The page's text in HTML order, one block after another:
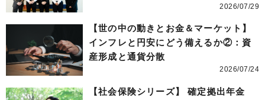
2026/07/29
【世の中の動きとお金＆マーケット】
インフレと円安にどう備えるか②：資
産形成と通貨分散
2026/07/24
【社会保険シリーズ】 確定拠出年金